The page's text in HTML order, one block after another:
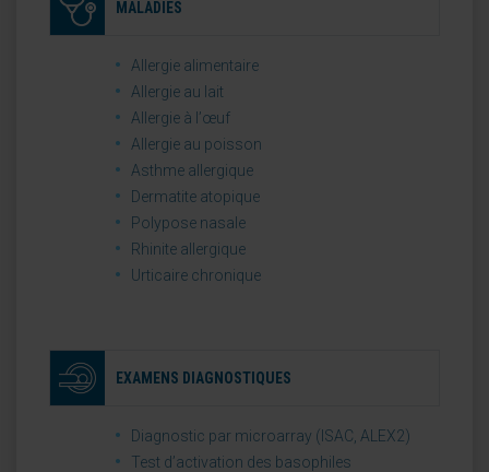
MALADIES
Allergie alimentaire
Allergie au lait
Allergie à l’œuf
Allergie au poisson
Asthme allergique
Dermatite atopique
Polypose nasale
Rhinite allergique
Urticaire chronique
EXAMENS DIAGNOSTIQUES
Diagnostic par microarray (ISAC, ALEX2)
Test d’activation des basophiles